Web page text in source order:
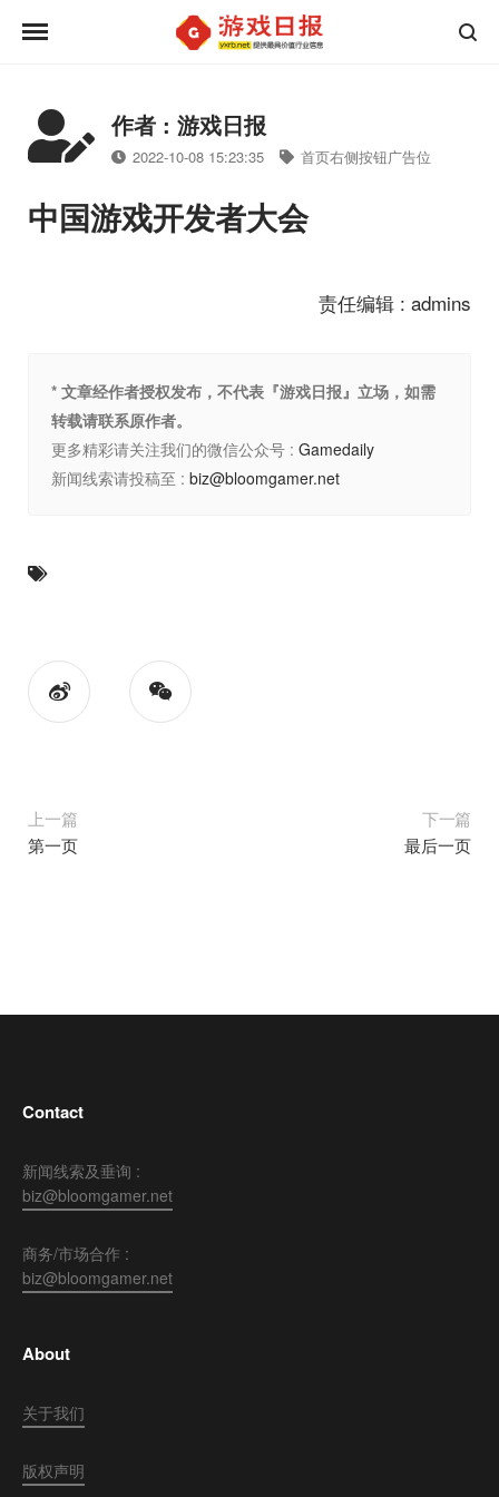
作者 : 游戏日报
2022-10-08 15:23:35 首页右侧按钮广告位
中国游戏开发者大会
责任编辑 : admins
* 文章经作者授权发布，不代表『游戏日报』立场，如需
转载请联系原作者。
更多精彩请关注我们的微信公众号 : Gamedaily
新闻线索请投稿至 : biz@bloomgamer.net
上一篇
第一页
下一篇
最后一页
Contact
新闻线索及垂询 :
biz@bloomgamer.net
商务/市场合作 :
biz@bloomgamer.net
About
关于我们
版权声明